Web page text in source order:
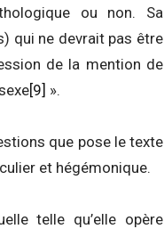
ou non. Sa
qui ne devrait pas être
de la mention de
[9] ».
que pose le texte
et hégémonique.
telle qu’elle opère